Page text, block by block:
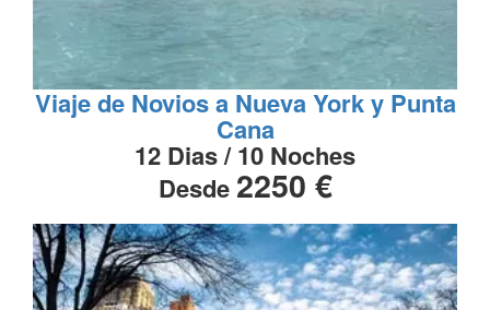
Viaje de Novios a Nueva York y Punta
Cana
12 Dias / 10 Noches
Desde 2250 €